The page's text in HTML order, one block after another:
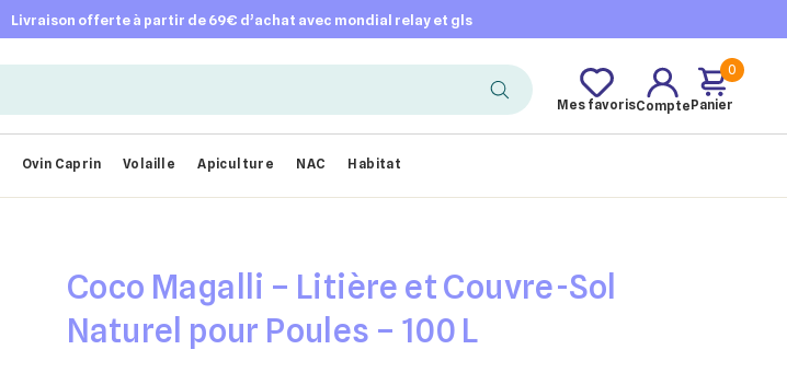
livraison offerte à partir de 69€ d’achat avec mondial relay et gls
Mes favorisCompte
0
Panier
Ovin Caprin Volaille Apiculture NAC Habitat
Coco Magalli – Litière et Couvre-Sol
Naturel pour Poules – 100 L